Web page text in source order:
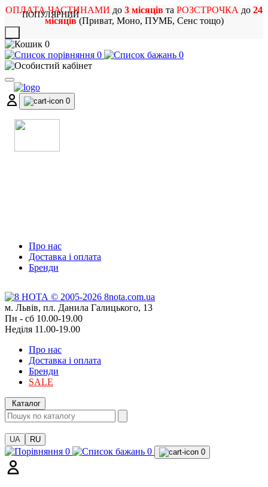
ОПЛАТА ЧАСТИНАМИ до 3 місяців та РОЗСТРОЧКА до 24
місяців(Приват, Моно, ПУМБ, Сенс тощо)
0
0
0
0
Про нас
Доставка і оплата
Бренди
м. Львів, пл. Данила Галицького, 13
Пн - сб 10.00-19.00
Неділя 11.00-19.00
Про нас
Доставка і оплата
Бренди
SALE
Каталог
UA RU
0 0 0
ПОПУЛЯРНИЙ